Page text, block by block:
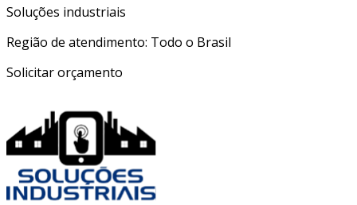
Soluções industriais
Região de atendimento: Todo o Brasil
Solicitar orçamento